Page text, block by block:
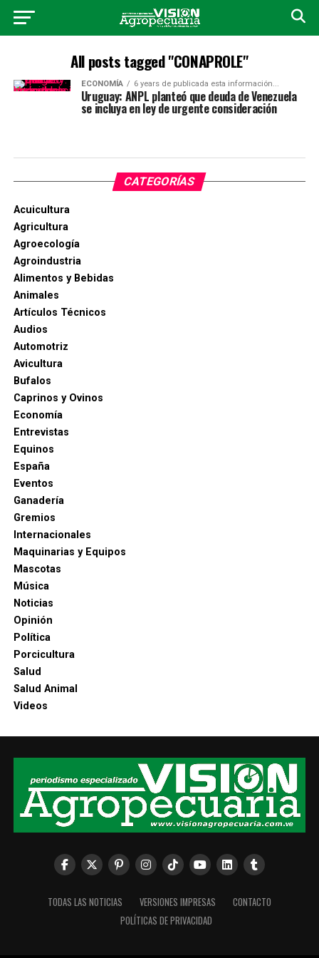
All posts tagged "CONAPROLE"
ECONOMÍA 6 years de publicada esta información...
Uruguay: ANPL planteó que deuda de Venezuela
se incluya en ley de urgente consideración
CATEGORÍAS
Acuicultura
Agricultura
Agroecología
Agroindustria
Alimentos y Bebidas
Animales
Artículos Técnicos
Audios
Automotriz
Avicultura
Bufalos
Caprinos y Ovinos
Economía
Entrevistas
Equinos
España
Eventos
Ganadería
Gremios
Internacionales
Maquinarias y Equipos
Mascotas
Música
Noticias
Opinión
Política
Porcicultura
Salud
Salud Animal
Videos
TODAS LAS NOTICIAS VERSIONES IMPRESAS
CONTACTO
POLÍTICAS DE PRIVACIDAD